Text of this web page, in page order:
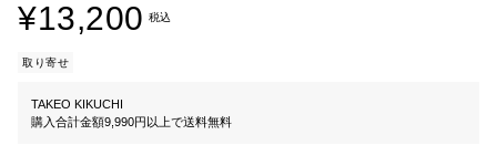
¥13,200 税込
取り寄せ
TAKEO KIKUCHI
購入合計金額9,990円以上で送料無料